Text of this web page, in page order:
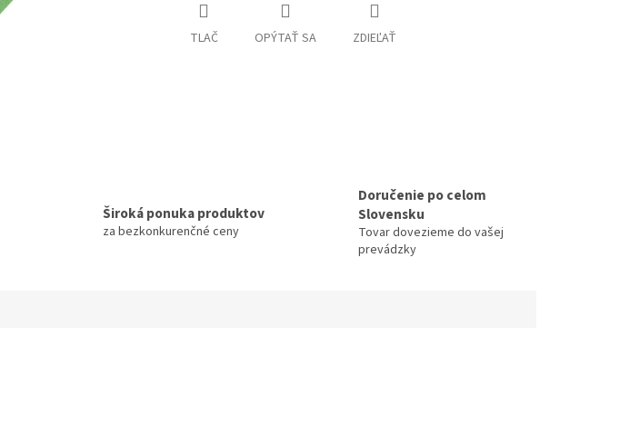
TLAČ OPÝTAŤ SA ZDIEĽAŤ
Široká ponuka produktov
za bezkonkurenčné ceny
Doručenie po celom
Slovensku
Tovar dovezieme do vašej
prevádzky